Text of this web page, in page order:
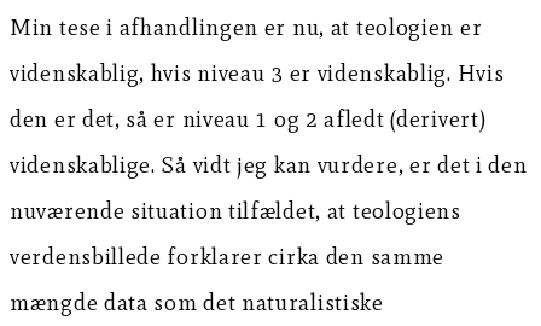
Min tese i afhandlingen er nu, at teologien er
videnskablig, hvis niveau 3 er videnskablig. Hvis
den er det, så er niveau 1 og 2 afledt (derivert)
videnskablige. Så vidt jeg kan vurdere, er det i den
nuværende situation tilfældet, at teologiens
verdensbillede forklarer cirka den samme
mængde data som det naturalistiske